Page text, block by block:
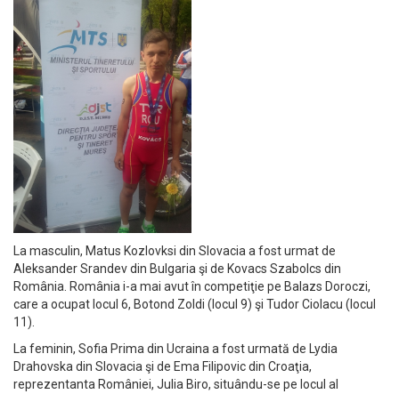
La masculin, Matus Kozlovksi din Slovacia a fost urmat de
Aleksander Srandev din Bulgaria şi de Kovacs Szabolcs din
România. România i-a mai avut în competiţie pe Balazs Doroczi,
care a ocupat locul 6, Botond Zoldi (locul 9) şi Tudor Ciolacu (locul
11).
La feminin, Sofia Prima din Ucraina a fost urmată de Lydia
Drahovska din Slovacia şi de Ema Filipovic din Croaţia,
reprezentanta României, Julia Biro, situându-se pe locul al